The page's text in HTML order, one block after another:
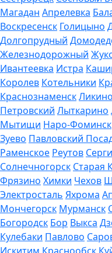
Магадан Апрелевка
Воскресенск Голицыно
Долгопрудный
Железнодорожный
Ивантеевка Истра
Королев Котельники
Краснознаменск
Петровский Лыткарино
Мытищи Наро-Фоминск
Зуево Павловский
Раменское Реутов
Солнечногорск Старая
Фрязино Химки Чехов
Электросталь Яхрома
Мончегорск Мурманск
Богородск Бор Выкса
Кулебаки Павлово